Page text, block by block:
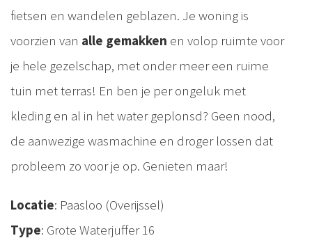
fietsen en wandelen geblazen. Je woning is
voorzien van alle gemakken en volop ruimte voor
je hele gezelschap, met onder meer een ruime
tuin met terras! En ben je per ongeluk met
kleding en al in het water geplonsd? Geen nood,
de aanwezige wasmachine en droger lossen dat
probleem zo voor je op. Genieten maar!
Locatie: Paasloo (Overijssel)
Type: Grote Waterjuffer 16